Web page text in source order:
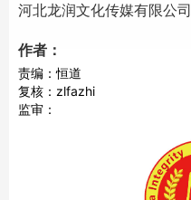
河北龙润文化传媒有限公司
作者：
责编：恒道
复核：zlfazhi
监审：